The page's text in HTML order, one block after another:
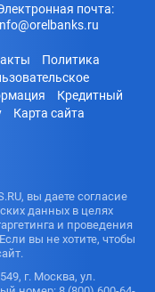
почта:
Политика
Кредитный
Карта сайта
вы даете согласие
данных в целях
и проведения
вы не хотите, чтобы
г. Москва, ул.